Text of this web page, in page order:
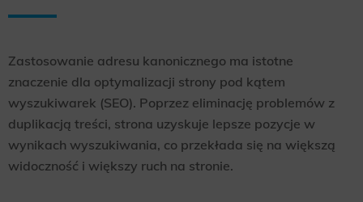
Zastosowanie adresu kanonicznego ma istotne
znaczenie dla optymalizacji strony pod kątem
wyszukiwarek (SEO). Poprzez eliminację problemów z
duplikacją treści, strona uzyskuje lepsze pozycje w
wynikach wyszukiwania, co przekłada się na większą
widoczność i większy ruch na stronie.